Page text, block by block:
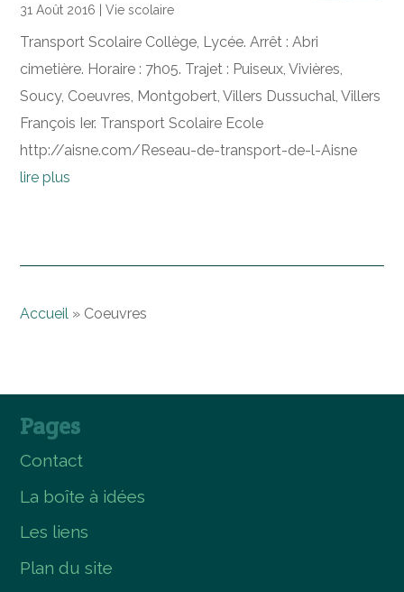
31 Août 2016 |Vie scolaire
Transport Scolaire Collège, Lycée. Arrêt : Abri
cimetière. Horaire : 7h05. Trajet : Puiseux, Vivières,
Soucy, Coeuvres, Montgobert, Villers Dussuchal, Villers
François Ier. Transport Scolaire Ecole
http://aisne.com/Reseau-de-transport-de-l-Aisne
lire plus
Accueil » Coeuvres
Pages
Contact
La boîte à idées
Les liens
Plan du site